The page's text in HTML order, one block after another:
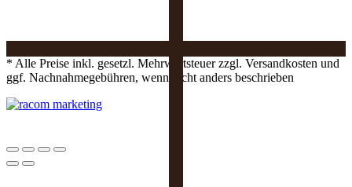
* Alle Preise inkl. gesetzl. Mehrwertsteuer zzgl. Versandkosten und
ggf. Nachnahmegebühren, wenn nicht anders beschrieben